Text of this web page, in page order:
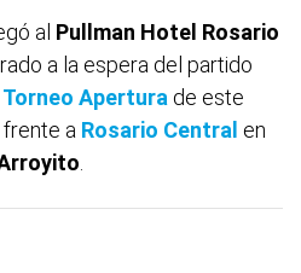
al Pullman Hotel Rosario
a la espera del partido
Torneo Apertura de este
a Rosario Central en
.